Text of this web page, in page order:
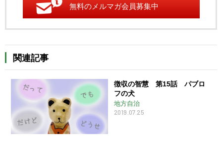
無料のメルマガ会員募集中
関連記事
徴収の智慧 第15話 パブロ
フの犬
地方自治
2019.07.25